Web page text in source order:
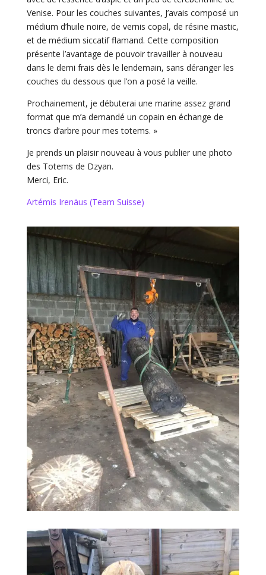
Venise. Pour les couches suivantes, J’avais composé un
médium d’huile noire, de vernis copal, de résine mastic,
et de médium siccatif flamand. Cette composition
présente l’avantage de pouvoir travailler à nouveau
dans le demi frais dès le lendemain, sans déranger les
couches du dessous que l’on a posé la veille.
Prochainement, je débuterai une marine assez grand
format que m’a demandé un copain en échange de
troncs d’arbre pour mes totems. »
Je prends un plaisir nouveau à vous publier une photo
des Totems de Dzyan.
Merci, Eric.
Artémis Irenäus (Team Suisse)